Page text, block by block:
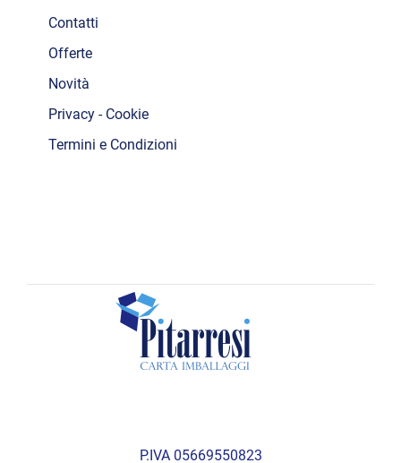
Contatti
Offerte
Novità
Privacy - Cookie
Termini e Condizioni
P.IVA 05669550823